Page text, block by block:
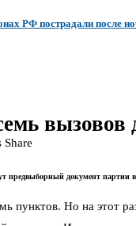
РФ пострадали после
Share
предвыборный документ партии
пунктов. Но на этот